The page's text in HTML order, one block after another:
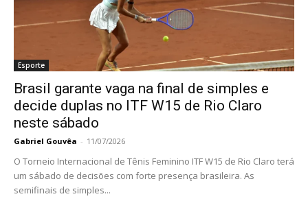
Esporte
Brasil garante vaga na final de simples e
decide duplas no ITF W15 de Rio Claro
neste sábado
Gabriel Gouvêa - 11/07/2026
O Torneio Internacional de Tênis Feminino ITF W15 de Rio Claro terá
um sábado de decisões com forte presença brasileira. As
semifinais de simples...